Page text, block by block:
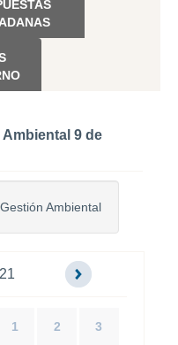
9 de
Ambiental
1 2 3